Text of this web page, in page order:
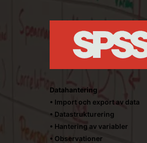
Datahantering
• Import och export av data
• Datastrukturering
• Hantering av variabler
• Observationer